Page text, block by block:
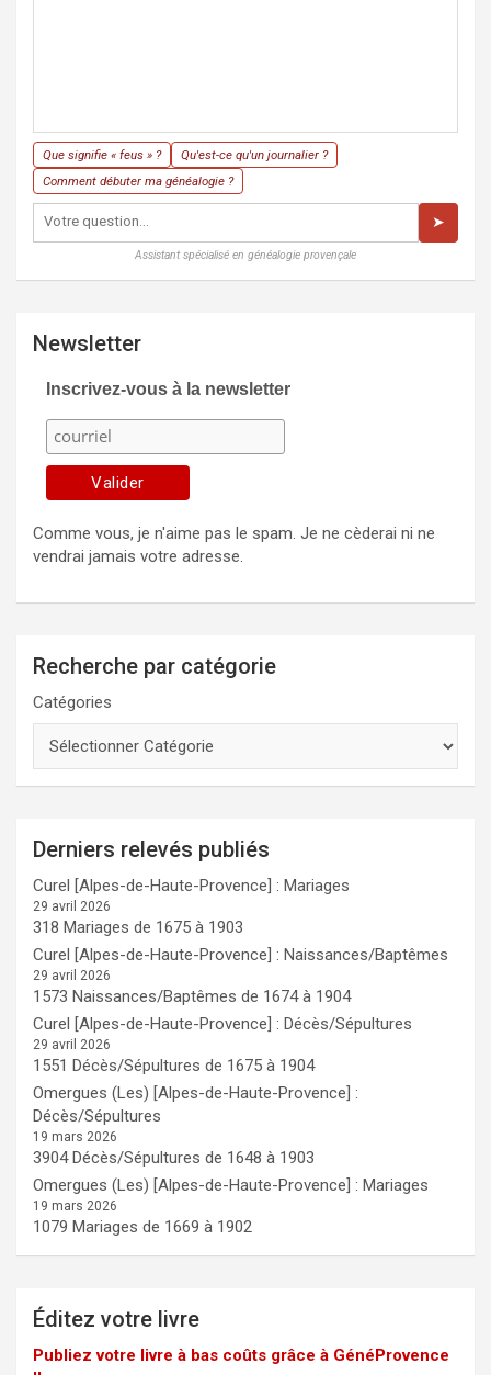
Que signifie « feus » ?
Qu'est-ce qu'un journalier ?
Comment débuter ma généalogie ?
➤
Assistant spécialisé en généalogie provençale
Newsletter
Inscrivez-vous à la newsletter
Comme vous, je n'aime pas le spam. Je ne cèderai ni ne
vendrai jamais votre adresse.
Recherche par catégorie
Catégories
Derniers relevés publiés
Curel [Alpes-de-Haute-Provence] : Mariages
29 avril 2026
318 Mariages de 1675 à 1903
Curel [Alpes-de-Haute-Provence] : Naissances/Baptêmes
29 avril 2026
1573 Naissances/Baptêmes de 1674 à 1904
Curel [Alpes-de-Haute-Provence] : Décès/Sépultures
29 avril 2026
1551 Décès/Sépultures de 1675 à 1904
Omergues (Les) [Alpes-de-Haute-Provence] :
Décès/Sépultures
19 mars 2026
3904 Décès/Sépultures de 1648 à 1903
Omergues (Les) [Alpes-de-Haute-Provence] : Mariages
19 mars 2026
1079 Mariages de 1669 à 1902
Éditez votre livre
Publiez votre livre à bas coûts grâce à GénéProvence